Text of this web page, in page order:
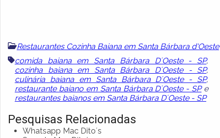
Restaurantes Cozinha Baiana em Santa Bárbara d'Oeste
comida baiana em Santa Bárbara D´Oeste - SP,
cozinha baiana em Santa Bárbara D´Oeste - SP,
culinária baiana em Santa Bárbara D´Oeste - SP,
restaurante baiano em Santa Bárbara D´Oeste - SPe
restaurantes baianos em Santa Bárbara D´Oeste - SP
Pesquisas Relacionadas
Whatsapp Mac Dito´s